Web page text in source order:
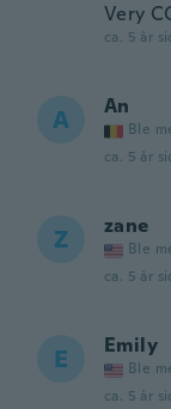
Very
ca. 5 år
A An
Ble
ca. 5 år
Z zane
Ble
ca. 5 år
E Emily
Ble
ca. 5 år